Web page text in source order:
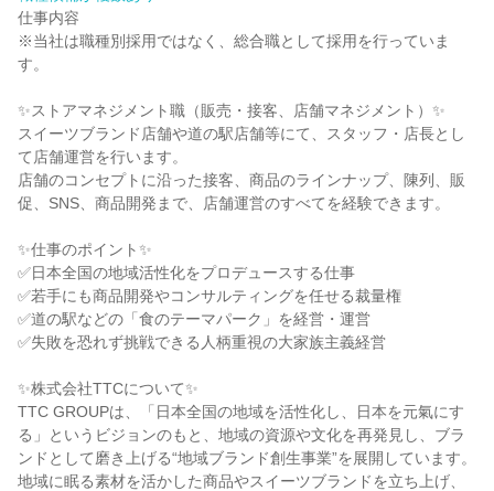
仕事内容
※当社は職種別採用ではなく、総合職として採用を行っていま
す。
✨ストアマネジメント職（販売・接客、店舗マネジメント）✨
スイーツブランド店舗や道の駅店舗等にて、スタッフ・店長とし
て店舗運営を行います。
店舗のコンセプトに沿った接客、商品のラインナップ、陳列、販
促、SNS、商品開発まで、店舗運営のすべてを経験できます。
✨仕事のポイント✨
✅日本全国の地域活性化をプロデュースする仕事
✅若手にも商品開発やコンサルティングを任せる裁量権
✅道の駅などの「食のテーマパーク」を経営・運営
✅失敗を恐れず挑戦できる人柄重視の大家族主義経営
✨株式会社TTCについて✨
TTC GROUPは、「日本全国の地域を活性化し、日本を元氣にす
る」というビジョンのもと、地域の資源や文化を再発見し、ブラ
ンドとして磨き上げる“地域ブランド創生事業”を展開しています。
地域に眠る素材を活かした商品やスイーツブランドを立ち上げ、